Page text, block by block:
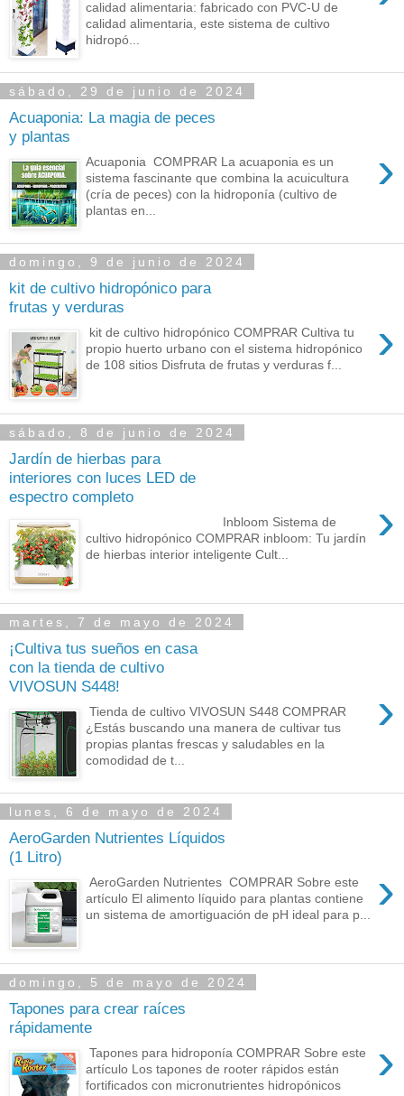
calidad alimentaria: fabricado con PVC-U de
calidad alimentaria, este sistema de cultivo
hidropó...
sábado, 29 de junio de 2024
Acuaponia: La magia de peces
y plantas
›
Acuaponia COMPRAR La acuaponia es un
sistema fascinante que combina la acuicultura
(cría de peces) con la hidroponía (cultivo de
plantas en...
domingo, 9 de junio de 2024
kit de cultivo hidropónico para
frutas y verduras
›
kit de cultivo hidropónico COMPRAR Cultiva tu
propio huerto urbano con el sistema hidropónico
de 108 sitios Disfruta de frutas y verduras f...
sábado, 8 de junio de 2024
Jardín de hierbas para
interiores con luces LED de
espectro completo
›
Inbloom Sistema de
cultivo hidropónico COMPRAR inbloom: Tu jardín
de hierbas interior inteligente Cult...
martes, 7 de mayo de 2024
¡Cultiva tus sueños en casa
con la tienda de cultivo
VIVOSUN S448!
›
Tienda de cultivo VIVOSUN S448 COMPRAR
¿Estás buscando una manera de cultivar tus
propias plantas frescas y saludables en la
comodidad de t...
lunes, 6 de mayo de 2024
AeroGarden Nutrientes Líquidos
(1 Litro)
›
AeroGarden Nutrientes COMPRAR Sobre este
artículo El alimento líquido para plantas contiene
un sistema de amortiguación de pH ideal para p...
domingo, 5 de mayo de 2024
Tapones para crear raíces
rápidamente
›
Tapones para hidroponía COMPRAR Sobre este
artículo Los tapones de rooter rápidos están
fortificados con micronutrientes hidropónicos